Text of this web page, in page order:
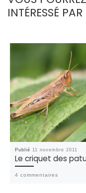
INTÉRESSÉ PAR
Publié 11 novembre 2011
Le criquet des
4 commentaires